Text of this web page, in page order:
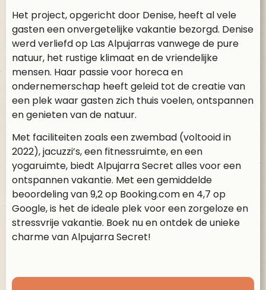
Het project, opgericht door Denise, heeft al vele
gasten een onvergetelijke vakantie bezorgd. Denise
werd verliefd op Las Alpujarras vanwege de pure
natuur, het rustige klimaat en de vriendelijke
mensen. Haar passie voor horeca en
ondernemerschap heeft geleid tot de creatie van
een plek waar gasten zich thuis voelen, ontspannen
en genieten van de natuur.
Met faciliteiten zoals een zwembad (voltooid in
2022), jacuzzi’s, een fitnessruimte, en een
yogaruimte, biedt Alpujarra Secret alles voor een
ontspannen vakantie. Met een gemiddelde
beoordeling van 9,2 op Booking.com en 4,7 op
Google, is het de ideale plek voor een zorgeloze en
stressvrije vakantie. Boek nu en ontdek de unieke
charme van Alpujarra Secret!